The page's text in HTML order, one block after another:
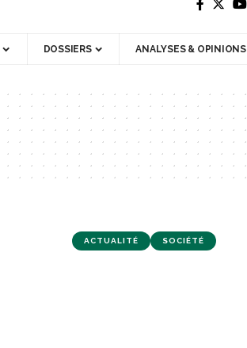
DOSSIERS ANALYSES & OPINIONS
ACTUALITÉ SOCIÉTÉ